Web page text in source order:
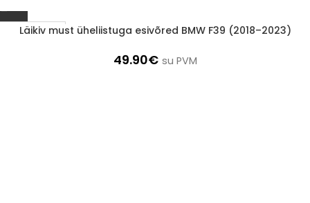
1-3 D.D.
Läikiv must üheliistuga esivõred BMW F39 (2018–2023)
49.90€ su PVM